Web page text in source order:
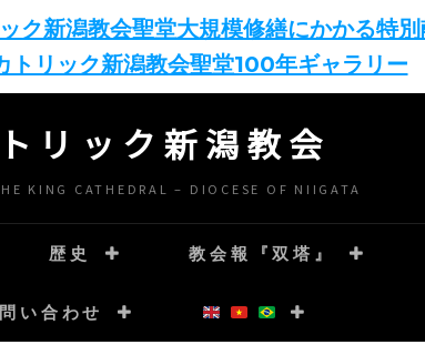
ク新潟教会聖堂大規模修繕にかかる特
トリック新潟教会聖堂100年ギャラリー
リック新潟教会
KING CATHEDRAL – DIOCESE OF NIIGATA
歴史 教会報『双塔』
い合わせ